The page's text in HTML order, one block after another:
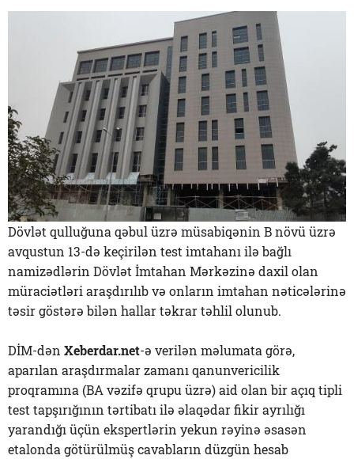
Dövlət qulluğuna qəbul üzrə müsabiqənin B növü üzrə
avqustun 13-də keçirilən test imtahanı ilə bağlı
namizədlərin Dövlət İmtahan Mərkəzinə daxil olan
müraciətləri araşdırılıb və onların imtahan nəticələrinə
təsir göstərə bilən hallar təkrar təhlil olunub.
DİM-dən Xeberdar.net-ə verilən məlumata görə,
aparılan araşdırmalar zamanı qanunvericilik
proqramına (BA vəzifə qrupu üzrə) aid olan bir açıq tipli
test tapşırığının tərtibatı ilə əlaqədar fikir ayrılığı
yarandığı üçün ekspertlərin yekun rəyinə əsasən
etalonda götürülmüş cavabların düzgün hesab